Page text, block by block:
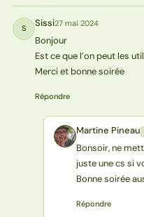
S Sissi27 mai 2024
Bonjour
Est ce que l’on peut les
Merci et bonne soirée
Répondre
MP Martine Pineau
Bonsoir, ne
juste une cs si
Bonne soirée
Répondre